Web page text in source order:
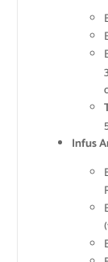
Infus